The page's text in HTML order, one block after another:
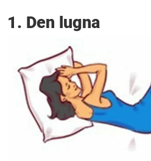
1. Den lugna